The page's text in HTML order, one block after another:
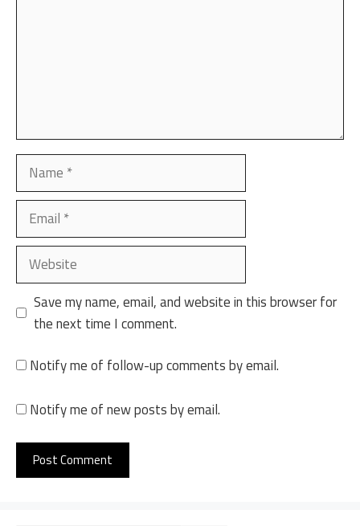
Name
Email
Website
Save my name, email, and website in this browser for
the next time I comment.
Notify me of follow-up comments by email.
Notify me of new posts by email.